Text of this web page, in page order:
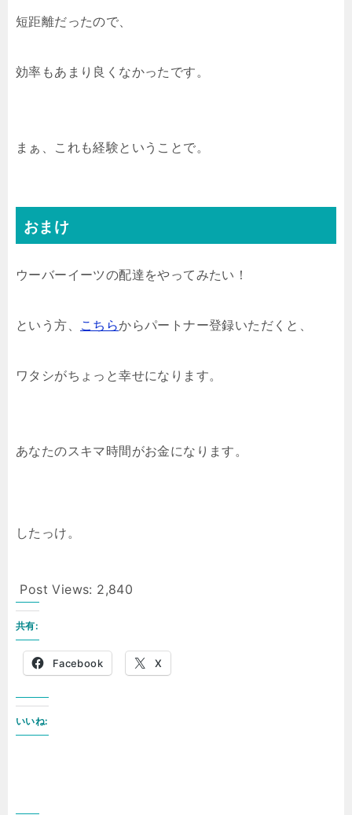
短距離だったので、
効率もあまり良くなかったです。
まぁ、これも経験ということで。
おまけ
ウーバーイーツの配達をやってみたい！
という方、 こちらからパートナー登録いただくと、
ワタシがちょっと幸せになります。
あなたのスキマ時間がお金になります。
したっけ。
Post Views: 2,840
共有:
Facebook X
いいね: